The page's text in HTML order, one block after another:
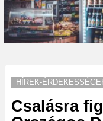
HÍREK-
Csalásra